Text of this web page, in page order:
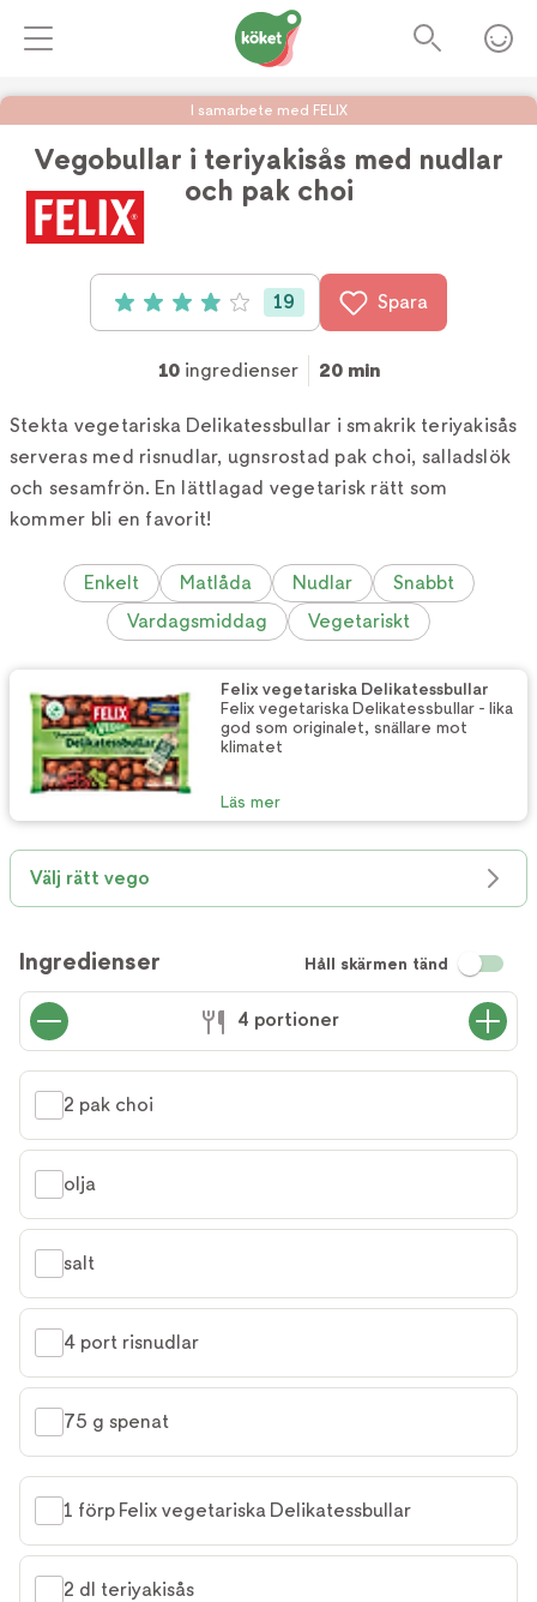
I samarbete med FELIX
Vegobullar i teriyakisås med nudlar
och pak choi
Betyg: 3.95 av 5 (19 röster)
19 Spara
10ingredienser 20 min
Stekta vegetariska Delikatessbullar i smakrik teriyakisås
serveras med risnudlar, ugnsrostad pak choi, salladslök
och sesamfrön. En lättlagad vegetarisk rätt som
kommer bli en favorit!
Enkelt Matlåda Nudlar
Snabbt
Vardagsmiddag
Vegetariskt
Felix vegetariska Delikatessbullar
Felix vegetariska Delikatessbullar - lika
god som originalet, snällare mot
klimatet
Läs mer
Välj rätt vego
Ingredienser Håll skärmen tänd
4 portioner
2 pak choi
olja
salt
4 port risnudlar
75 g spenat
1 förp Felix vegetariska Delikatessbullar
2 dl teriyakisås